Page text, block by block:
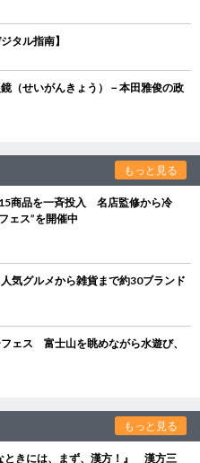
タル指南】
（せいがんきょう）－本田雅俊の政
もっと見る
商品を一斉投入 名店監修から冷
ェス”を開催中
気グルメから雑貨まで約30ブランド
ェス 富士山を眺めながら水遊び、
もっと見る
ときには、まず、漢方！』 漢方三